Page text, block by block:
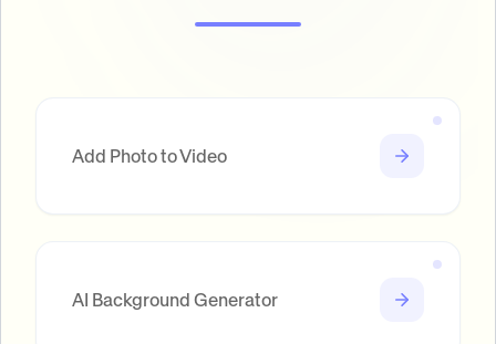
Add Photo to Video
AI Background Generator